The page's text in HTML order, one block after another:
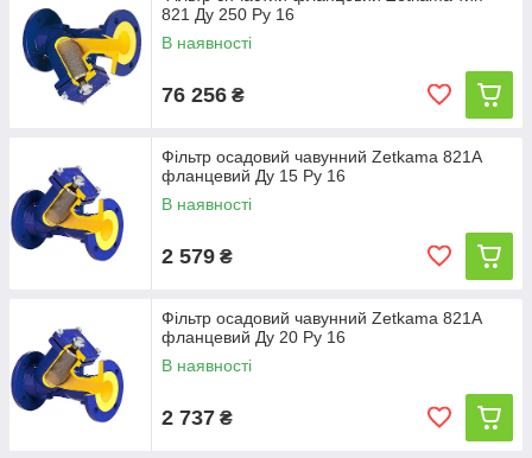
821 Ду 250 Ру 16
В наявності
76 256 ₴
Фільтр осадовий чавунний Zetkama 821A
фланцевий Ду 15 Ру 16
В наявності
2 579 ₴
Фільтр осадовий чавунний Zetkama 821A
фланцевий Ду 20 Ру 16
В наявності
2 737 ₴